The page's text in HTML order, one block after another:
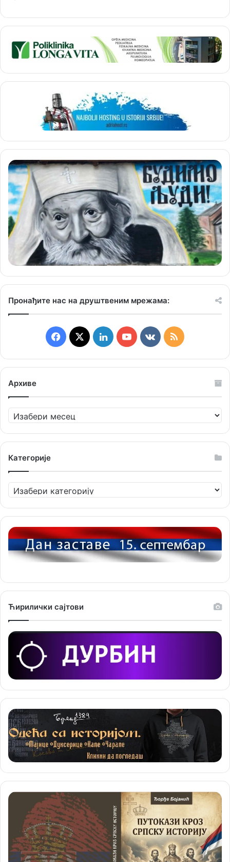
Пронађите нас на друштвеним мрежама:
Facebook
X LinkedInYouTubevk.com
RSS
Архиве
Архиве
Категорије
Категорије
Ћирилички сајтови